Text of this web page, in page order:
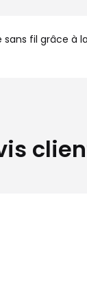
fil grâce à